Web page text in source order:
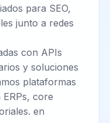
para SEO,
junto a redes
con APIs
y soluciones
plataformas
core
en